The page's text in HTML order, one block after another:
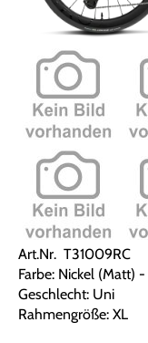
Art.Nr. T31009RC
Farbe: Nickel (Matt)
Geschlecht: Uni
Rahmengröße: XL